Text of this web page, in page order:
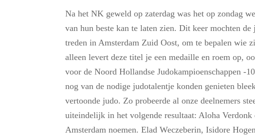
Na het NK geweld op zaterdag was het op zondag
van hun beste kan te laten zien. Dit keer mochten
treden in Amsterdam Zuid Oost, om te bepalen wie
alleen levert deze titel je een medaille en roem op,
voor de Noord Hollandse Judokampioenschappen -
nog van de nodige judotalentje konden genieten
vertoonde judo. Zo probeerde al onze deelnemers
uiteindelijk in het volgende resultaat: Aloha Verdonk
Amsterdam noemen. Elad Weczeberin, Isidore